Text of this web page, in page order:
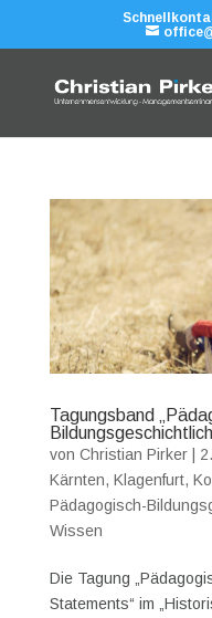
Tagungsband
von Christian Pirker|
Kärnten, Klagenfurt,
Pädagogisch-
Wissen
Die Tagung
Statements“ im